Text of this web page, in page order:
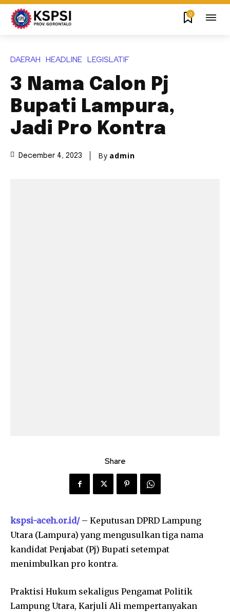
0
DAERAH HEADLINE LEGISLATIF
3 Nama Calon Pj
Bupati Lampura,
Jadi Pro Kontra
December 4, 2023 By admin
Share
kspsi-aceh.or.id/– Keputusan DPRD Lampung
Utara (Lampura) yang mengusulkan tiga nama
kandidat Penjabat (Pj) Bupati setempat
menimbulkan pro kontra.
Praktisi Hukum sekaligus Pengamat Politik
Lampung Utara, Karjuli Ali mempertanyakan